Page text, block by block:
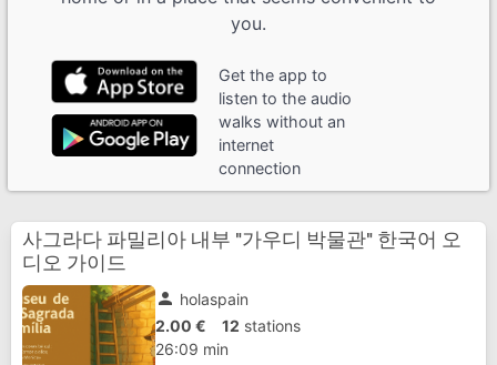
you.
Get the app to
listen to the audio
walks without an
internet
connection
사그라다 파밀리아 내부 "가우디 박물관" 한국어 오
디오 가이드
person holaspain
2.00 €
12 stations
26:09 min